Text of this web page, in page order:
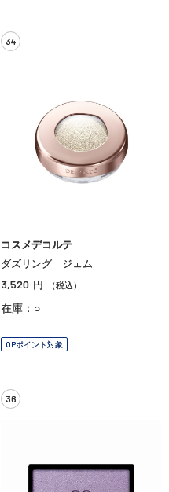
34
コスメデコルテ
ダズリング ジェム
3,520 円 （税込）
在庫：○
OPポイント対象
36